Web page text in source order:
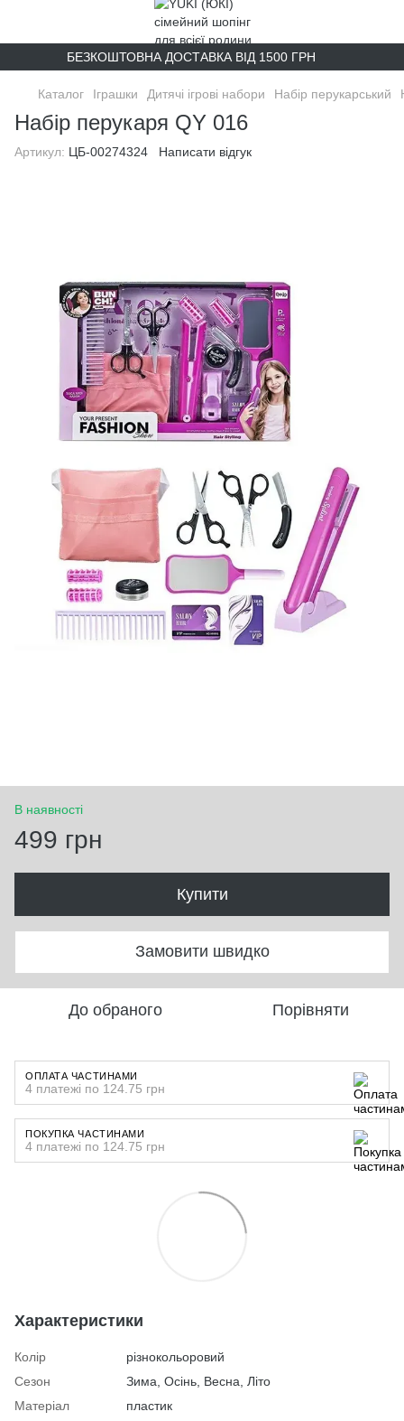
БЕЗКОШТОВНА ДОСТАВКА ВІД 1500 ГРН
Каталог Іграшки Дитячі ігрові набори Набір перукарський
Набір перукаря QY 016
Артикул: ЦБ-00274324 Написати відгук
В наявності
499 грн
Купити
Замовити швидко
До обраного Порівняти
ОПЛАТА ЧАСТИНАМИ
4 платежі по 124.75 грн
ПОКУПКА ЧАСТИНАМИ
4 платежі по 124.75 грн
Характеристики
Колір
різнокольоровий
Сезон
Зима, Осінь, Весна, Літо
Матеріал
пластик